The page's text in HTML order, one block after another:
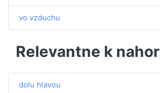
vo vzduchu
Relevantne k nahor
dolu hlavou